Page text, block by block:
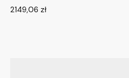
2149,06 zł